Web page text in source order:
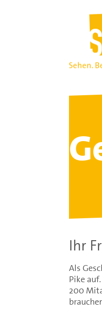
Ihr
Als
Pike
200